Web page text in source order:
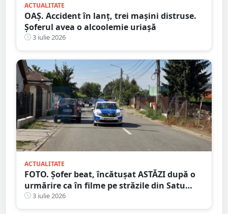
ACTUALITATE
OAȘ. Accident în lanț, trei mașini distruse.
Șoferul avea o alcoolemie uriașă
3 iulie 2026
ACTUALITATE
FOTO. Șofer beat, încătușat ASTĂZI după o
urmărire ca în filme pe străzile din Satu
Mare. Polițiștii au scos armele după ce
bărbatul ar fi scos un cuțit
3 iulie 2026